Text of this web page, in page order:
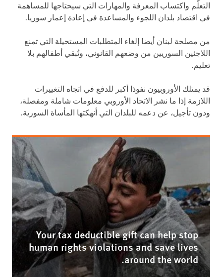
التعلّم واكتساب المعرفة والمهارات التي سيحتاجها للمساهمة
في اقتصاد بلدان اللجوء والمساعدة في إعادة إعمار سوريا.
من مصلحة لبنان أيضا إلغاء المتطلبات المستحيلة التي تمنع
اللاجئين السوريين من وضعهم القانوني، وتُبقي أطفالهم بلا
تعليم.
قد يمتلك الأوروبيون نفوذا أكبر للدفع في اتجاه التغييرات
اللازمة إذا ما نشر الاتحاد الأوروبي معلومات شاملة ومفصلة،
ودون تأجيل، عن دعمه للبلدان التي أنهكتها المأساة السورية.
Your tax deductible gift can help stop
human rights violations and save lives
around the world.